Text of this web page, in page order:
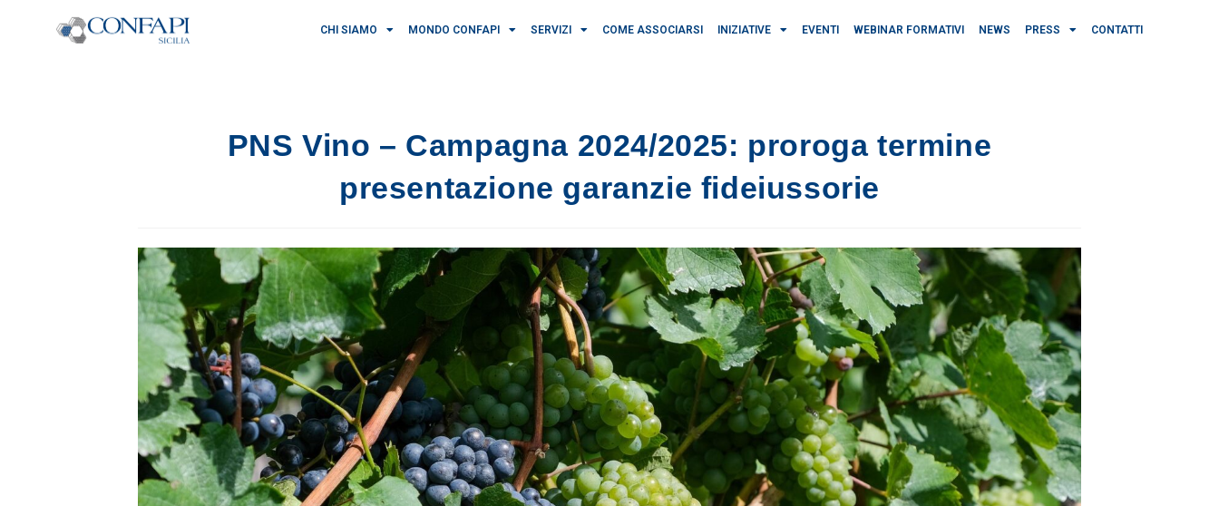
CHI SIAMO MONDO CONFAPI SERVIZI COME ASSOCIARSI INIZIATIVE EVENTI WEBINAR FORMATIVI NEWS PRESS CONTATTI
PNS Vino – Campagna 2024/2025: proroga termine
presentazione garanzie fideiussorie